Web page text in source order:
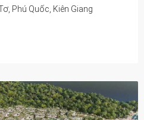
Phú Quốc, Kiên Giang